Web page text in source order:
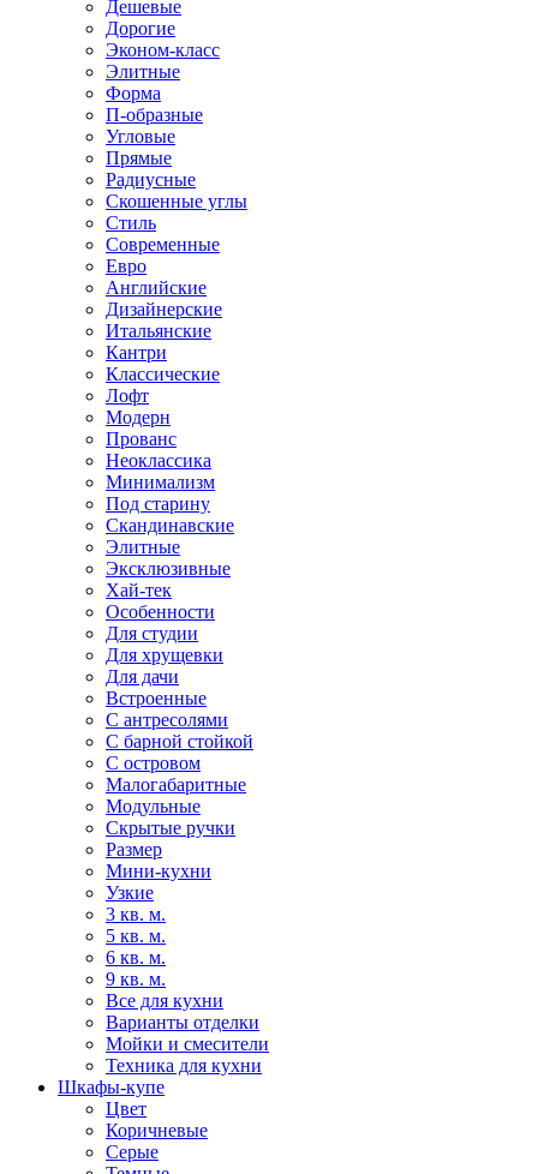
Дешевые
Дорогие
Эконом-класс
Элитные
Форма
П-образные
Угловые
Прямые
Радиусные
Скошенные углы
Стиль
Современные
Евро
Английские
Дизайнерские
Итальянские
Кантри
Классические
Лофт
Модерн
Прованс
Неоклассика
Минимализм
Под старину
Скандинавские
Элитные
Эксклюзивные
Хай-тек
Особенности
Для студии
Для хрущевки
Для дачи
Встроенные
С антресолями
С барной стойкой
С островом
Малогабаритные
Модульные
Скрытые ручки
Размер
Мини-кухни
Узкие
3 кв. м.
5 кв. м.
6 кв. м.
9 кв. м.
Все для кухни
Варианты отделки
Мойки и смесители
Техника для кухни
Шкафы-купе
Цвет
Коричневые
Серые